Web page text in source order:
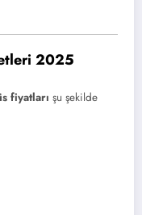
2025
fiyatları şu şekilde